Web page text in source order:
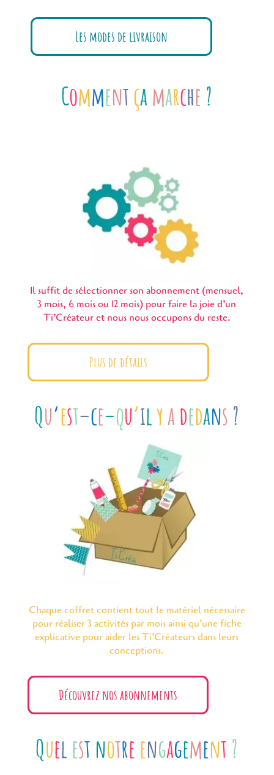
Les modes de livraison
Commentçamarche ?
Il suffit de sélectionner son abonnement (mensuel,
3 mois, 6 mois ou 12 mois) pour faire la joie d’un
Ti’Créateur et nous nous occupons du reste.
Plus de détails
Qu‘est–ce–qu‘ilyadedans ?
Chaque coffret contient tout le matériel nécessaire
pour réaliser 3 activités par mois ainsi qu’une fiche
explicative pour aider les Ti’Créateurs dans leurs
conceptions.
Découvrez nos abonnements
Quelestnotreengagement?